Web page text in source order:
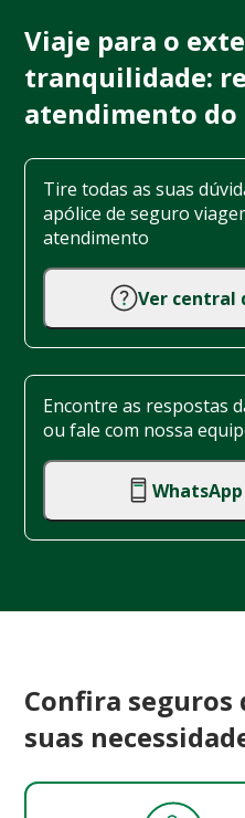
Viaje para o
tranquilidade:
atendimento do
Tire todas as suas
apólice de seguro
atendimento
Ver central
Encontre as respostas
ou fale com nossa
WhatsApp
Confira seguros
suas